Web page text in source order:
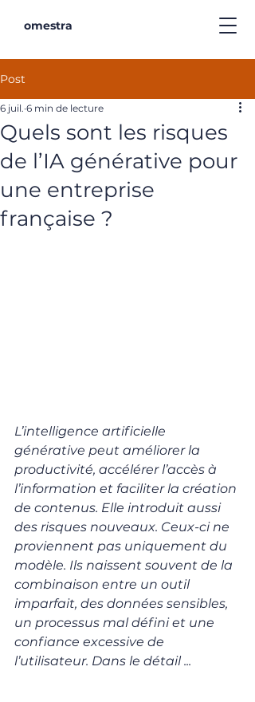
omestra
Post
Quels sont les risques
de l’IA générative pour
une entreprise
française ?
6 juil. 6 min de lecture
L’intelligence artificielle
générative peut améliorer la
productivité, accélérer l’accès à
l’information et faciliter la création
de contenus. Elle introduit aussi
des risques nouveaux. Ceux-ci ne
proviennent pas uniquement du
modèle. Ils naissent souvent de la
combinaison entre un outil
imparfait, des données sensibles,
un processus mal défini et une
confiance excessive de
l’utilisateur. Dans le détail ...